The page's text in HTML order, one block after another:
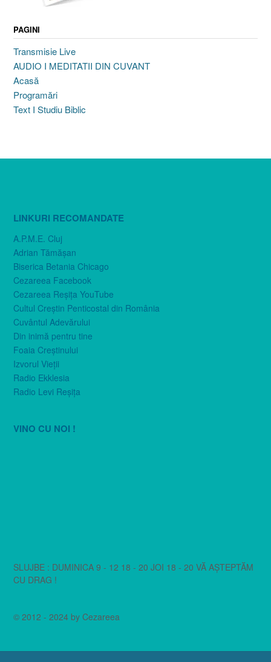
PAGINI
Transmisie Live
AUDIO I MEDITATII DIN CUVANT
Acasă
Programări
Text I Studiu Biblic
LINKURI RECOMANDATE
A.P.M.E. Cluj
Adrian Tămăşan
Biserica Betania Chicago
Cezareea Facebook
Cezareea Reşiţa YouTube
Cultul Creştin Penticostal din România
Cuvântul Adevărului
Din inimă pentru tine
Foaia Creştinului
Izvorul Vieţii
Radio Ekklesia
Radio Levi Reşiţa
VINO CU NOI !
SLUJBE : DUMINICA 9 - 12 18 - 20 JOI 18 - 20 VĂ AȘTEPTĂM
CU DRAG !
© 2012 - 2024 by Cezareea